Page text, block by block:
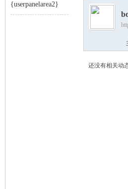
{userpanelarea2}
还没有相关动